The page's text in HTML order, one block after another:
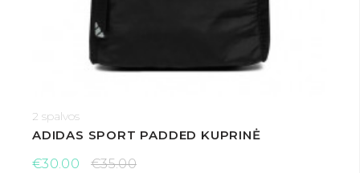
2 spalvos
ADIDAS SPORT PADDED KUPRINĖ
€30.00
€35.00